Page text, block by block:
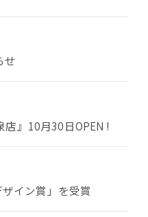
せ
店』10月30日OPEN !
イン賞」を受賞